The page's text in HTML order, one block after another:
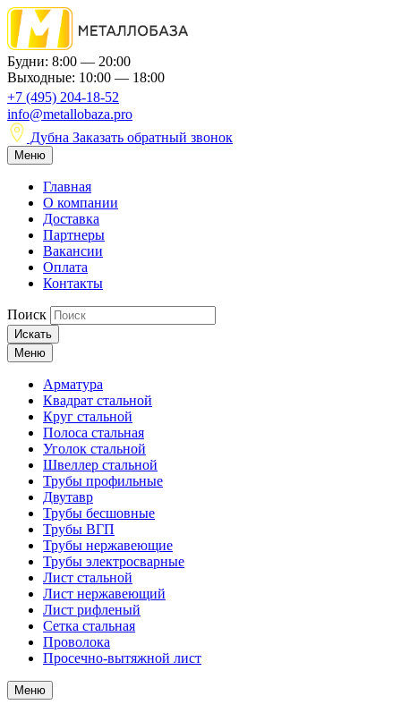
Будни: 8:00 — 20:00
Выходные: 10:00 — 18:00
+7 (495) 204-18-52
info@metallobaza.pro
Дубна Заказать обратный звонок
Меню
Главная
О компании
Доставка
Партнеры
Вакансии
Оплата
Контакты
Поиск
Искать
Меню
Арматура
Квадрат стальной
Круг стальной
Полоса стальная
Уголок стальной
Швеллер стальной
Трубы профильные
Двутавр
Трубы бесшовные
Трубы ВГП
Трубы нержавеющие
Трубы электросварные
Лист стальной
Лист нержавеющий
Лист рифленый
Сетка стальная
Проволока
Просечно-вытяжной лист
Меню